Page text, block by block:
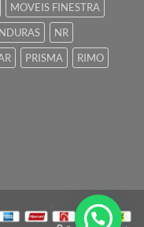
MOVEIS FINESTRA
NR
PRISMA
RIMO